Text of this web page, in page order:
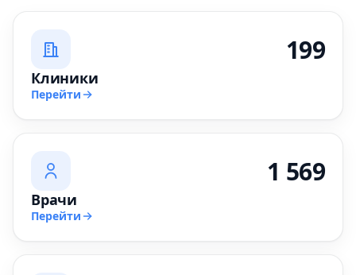
199
Клиники
Перейти
1 569
Врачи
Перейти